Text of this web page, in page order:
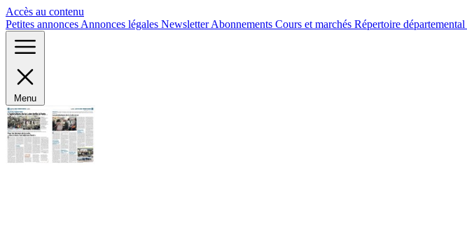
Accès au contenu
Petites annonces Annonces légales NewsletterAbonnements Cours et marchés Répertoire départemental
Menu
Panneau de gestion des cookies